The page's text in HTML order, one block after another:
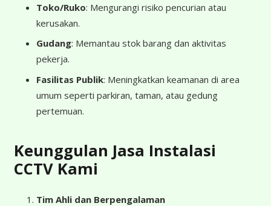
Toko/Ruko: Mengurangi risiko pencurian atau
kerusakan.
Gudang: Memantau stok barang dan aktivitas
pekerja.
Fasilitas Publik: Meningkatkan keamanan di area
umum seperti parkiran, taman, atau gedung
pertemuan.
Keunggulan Jasa Instalasi
CCTV Kami
Tim Ahli dan Berpengalaman